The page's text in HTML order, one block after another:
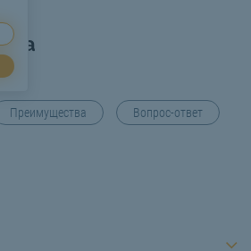
Преимущества Вопрос-ответ